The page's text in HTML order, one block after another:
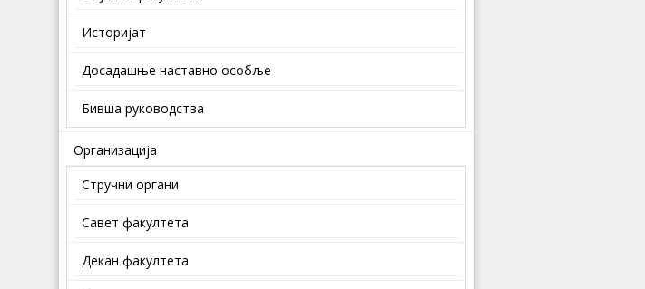
Историјат
Досадашње наставно особље
Бивша руководства
Организација
Стручни органи
Савет факултета
Декан факултета